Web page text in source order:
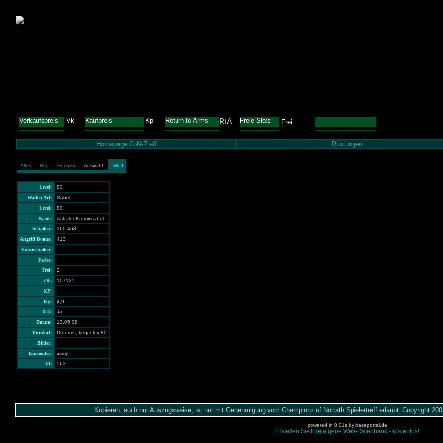
Verkaufspreis Vk Kaufpreis Kp Return to Arms RtA Freie Slots Frei
Homepage CoN-Treff Rüstungen
Alles Neu Suchen Auswahl Detail
Level:
80
Waffen-Art:
Säbel
Level:
80
Name:
Astraler Krummsäbel
Schaden:
360-468
Angriff Bonus:
413
Extraschaden:
Farbe:
Frei:
2
VK:
107125
KP:
Kg:
4,0
RtA:
Ja
Datum:
13.05.08
Fundort:
Drooms , tieger lev 80
Bilder:
Einsender:
zsmy
Id:
563
Kopieren, auch nur Auszugsweise, ist nur mit Genehmigung vom Champions of Norrath Spielertreff erlaubt. Copyright
powered in 0.01s by baseportal.de
Erstellen Sie Ihre eigene Web-Datenbank - kostenlos!